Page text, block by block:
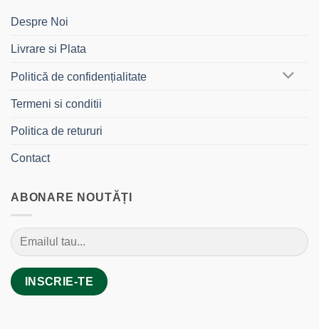
Despre Noi
Livrare si Plata
Politică de confidențialitate
Termeni si conditii
Politica de retururi
Contact
ABONARE NOUTĂȚI